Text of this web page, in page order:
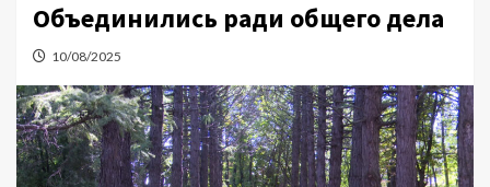
Объединились ради общего дела
10/08/2025